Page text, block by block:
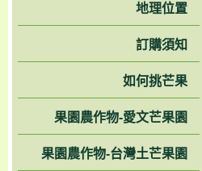
地理位置
訂購須知
如何挑芒果
果園農作物-愛文芒果園
果園農作物-台灣土芒果園